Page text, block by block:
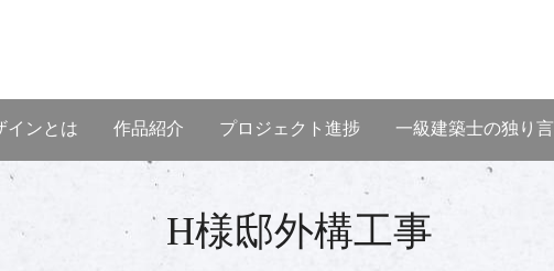
インとは 作品紹介 プロジェクト進捗 一級建築士の独り言
H様邸外構工事